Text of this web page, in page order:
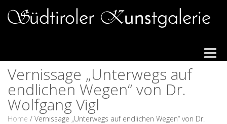
Toggle
Vernissage „Unterwegs auf
endlichen Wegen“ von Dr.
Wolfgang Vigl
Home / Vernissage „Unterwegs auf endlichen Wegen“ von Dr.